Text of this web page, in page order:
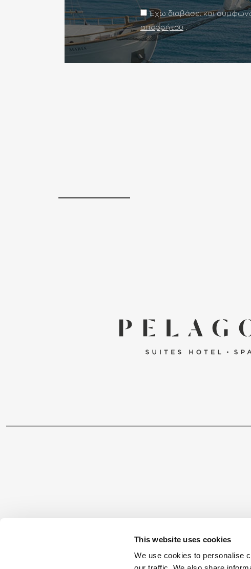
This website uses cookies
We use cookies to personalise
Έχω διαβάσει και
απορρήτου.
Βασ. Γεωργίου 1, 85300, Κως